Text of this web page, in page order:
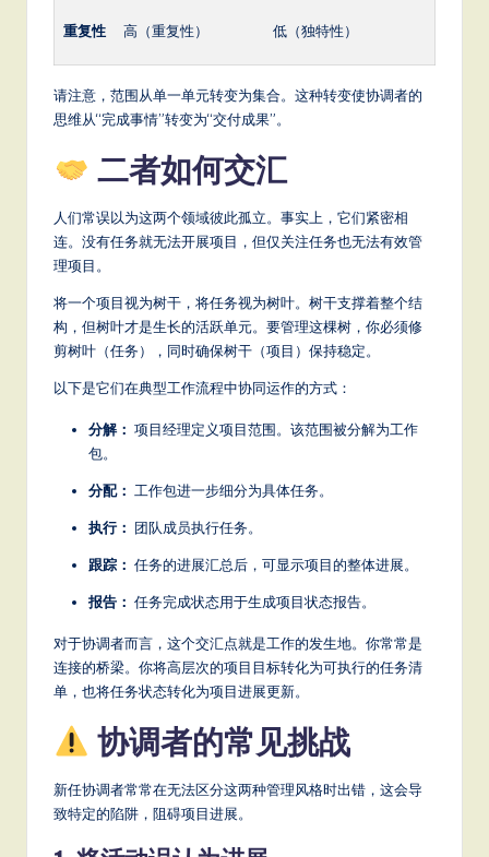
重复性 高（重复性） 低（独特性）
请注意，范围从单一单元转变为集合。这种转变使协调者的
思维从“完成事情”转变为“交付成果”。
二者如何交汇
人们常误以为这两个领域彼此孤立。事实上，它们紧密相
连。没有任务就无法开展项目，但仅关注任务也无法有效管
理项目。
将一个项目视为树干，将任务视为树叶。树干支撑着整个结
构，但树叶才是生长的活跃单元。要管理这棵树，你必须修
剪树叶（任务），同时确保树干（项目）保持稳定。
以下是它们在典型工作流程中协同运作的方式：
分解： 项目经理定义项目范围。该范围被分解为工作
包。
分配： 工作包进一步细分为具体任务。
执行： 团队成员执行任务。
跟踪： 任务的进展汇总后，可显示项目的整体进展。
报告： 任务完成状态用于生成项目状态报告。
对于协调者而言，这个交汇点就是工作的发生地。你常常是
连接的桥梁。你将高层次的项目目标转化为可执行的任务清
单，也将任务状态转化为项目进展更新。
协调者的常见挑战
新任协调者常常在无法区分这两种管理风格时出错，这会导
致特定的陷阱，阻碍项目进展。